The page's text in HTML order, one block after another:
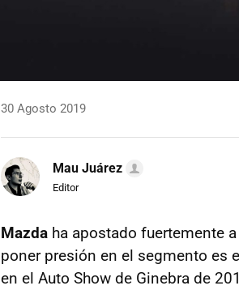
30 Agosto 2019
Mau Juárez
Editor
Mazda ha apostado fuertemente
poner presión en el segmento es
en el Auto Show de Ginebra de